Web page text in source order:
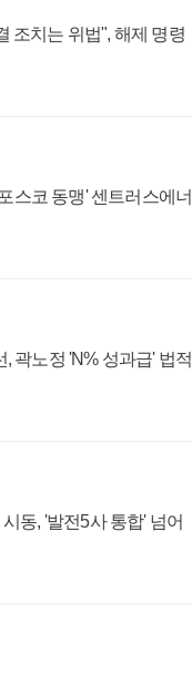
조치는 위법", 해제 명령
스코 동맹' 센트러스에너
곽노정 'N% 성과급' 법적
동, '발전5사 통합' 넘어